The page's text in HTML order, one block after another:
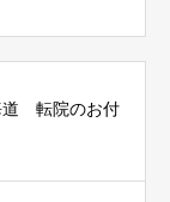
道 転院のお付